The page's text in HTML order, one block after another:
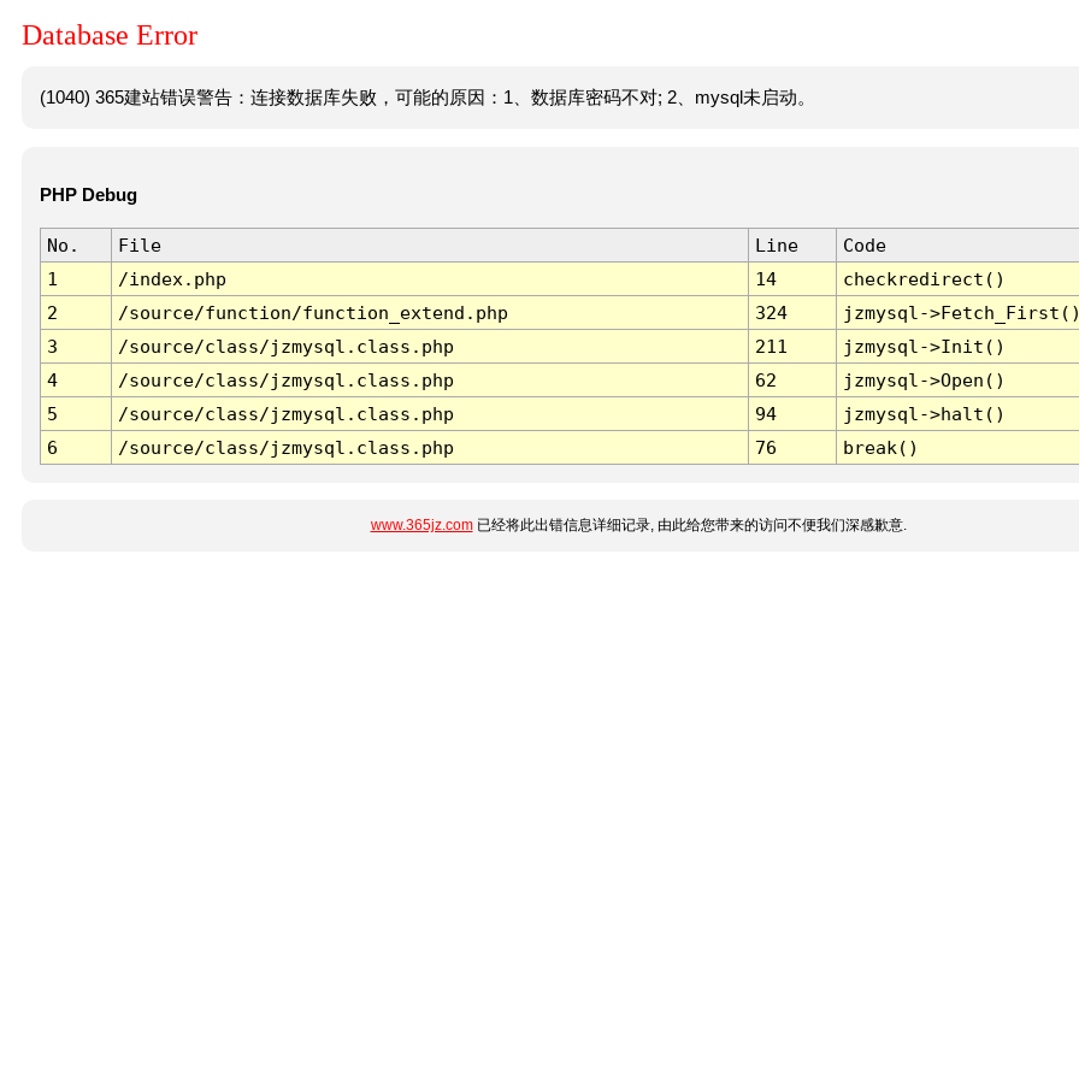
Database Error
(1040) 365建站错误警告：连接数据库失败，可能的原因：1、数据库密码不对; 2、mysql未启动。
PHP Debug
No. File Line
Code
1
/index.php 14
checkredirect()
2
/source/function/function_extend.php 324
jzmysql-
3
/source/class/jzmysql.class.php 211
jzmysql->Init()
4
/source/class/jzmysql.class.php 62
jzmysql->Open()
5
/source/class/jzmysql.class.php 94
jzmysql->halt()
6
/source/class/jzmysql.class.php 76 break()
www.365jz.com已经将此出错信息详细记录, 由此给您带来的访问不便我们深感歉意.